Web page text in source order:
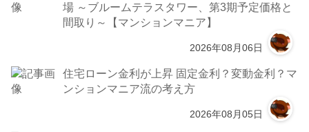
場 ～ブルームテラスタワー、第3期予定価格と
間取り～【マンションマニア】
2026年08月06日
住宅ローン金利が上昇 固定金利？変動金利？マ
ンションマニア流の考え方
2026年08月05日